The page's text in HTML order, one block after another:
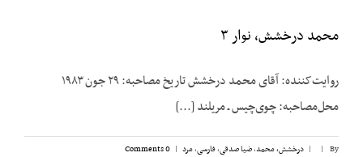
محمد درخشش، نوار ۳
روایت‌کننده: آقای محمد درخشش تاریخ مصاحبه: ۲۹ جون ۱۹۸۳
محل‌مصاحبه: چوی‌چیس ـ مریلند [...]
By
|
| درخشش،‌ محمد,ضیا صدقی,فارسی,مرد |
0 Comments